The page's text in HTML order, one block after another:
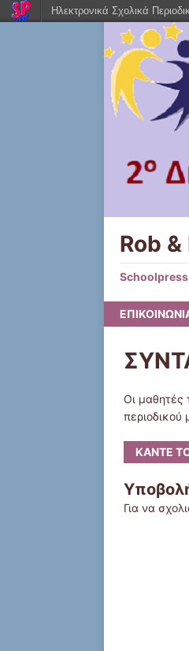
Rob
Schoolpress
Οι μαθητές
περιοδικού
ΚΆΝΤΕ
Για να
Ηλεκτρονικά Σχολικά